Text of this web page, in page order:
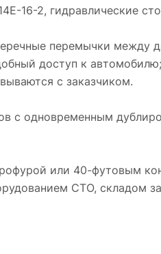
16-2, гидравлические
перемычки между
доступ к автомобилю;
с заказчиком.
с одновременным
или 40-футовым
СТО, складом